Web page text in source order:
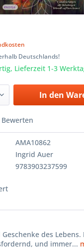
Deutschlands!
Lieferzeit 1-3
In den
Bewerten
AMA10862
Ingrid Auer
9783903237599
des
und immer...